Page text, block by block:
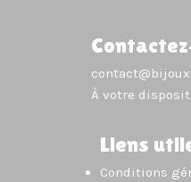
À votre
Liens
Conditions